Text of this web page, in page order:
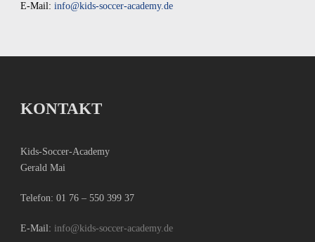
E-Mail: info@kids-soccer-academy.de
KONTAKT
Kids-Soccer-Academy
Gerald Mai
Telefon: 01 76 – 550 399 37
E-Mail: info@kids-soccer-academy.de